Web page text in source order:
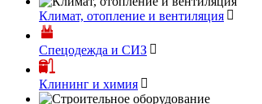
Климат, отопление и вентиляция
Спецодежда и СИЗ
Клининг и химия